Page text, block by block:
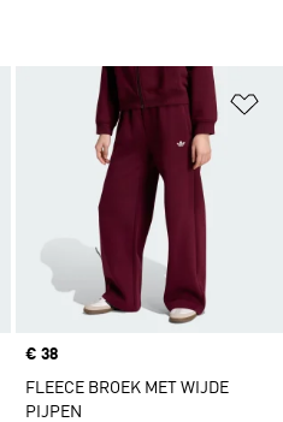
Op verlanglijst zetten
Price
€ 38
FLEECE BROEK MET WIJDE
PIJPEN